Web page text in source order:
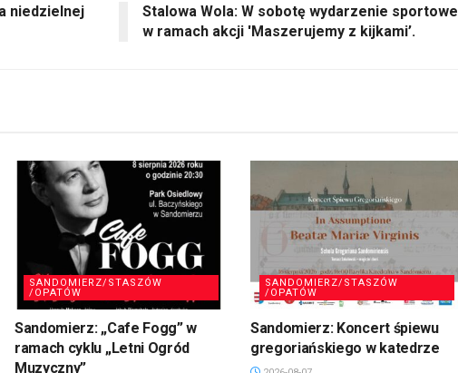
niedzielnej
Stalowa Wola: W sobotę wydarzenie sportowe
w ramach akcji 'Maszerujemy z kijkami’.
SANDOMIERZ/STASZÓW
/OPATÓW
Sandomierz: „Cafe Fogg” w
ramach cyklu „Letni Ogród
Muzyczny”
SANDOMIERZ/STASZÓW
/OPATÓW
Sandomierz: Koncert śpiewu
gregoriańskiego w katedrze